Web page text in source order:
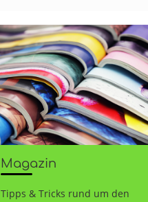
Magazin
Tipps & Tricks rund um den